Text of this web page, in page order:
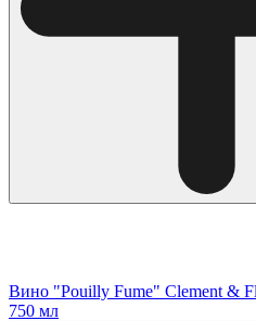
Вино "Pouilly Fume" Clement &
750 мл